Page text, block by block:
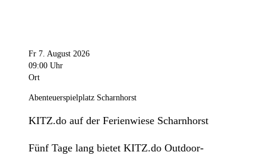
Fr 7. August 2026
09:00 Uhr
Ort
Abenteuerspielplatz Scharnhorst
KITZ.do auf der Ferienwiese Scharnhorst
Fünf Tage lang bietet KITZ.do Outdoor-